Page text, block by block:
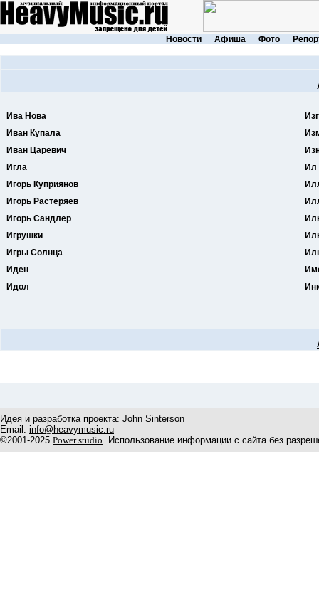
Новости Афиша Фото
Ива Нова
Иван Купала
Иван Царевич
Игла
Игорь Куприянов
Игорь Растеряев
Игорь Сандлер
Игрушки
Игры Солнца
Иден
Идол
Ил
Идея и разработка проекта: John Sinterson
Email: info@heavymusic.ru
©2001-2025 Power studio. Использование информации с сайта без